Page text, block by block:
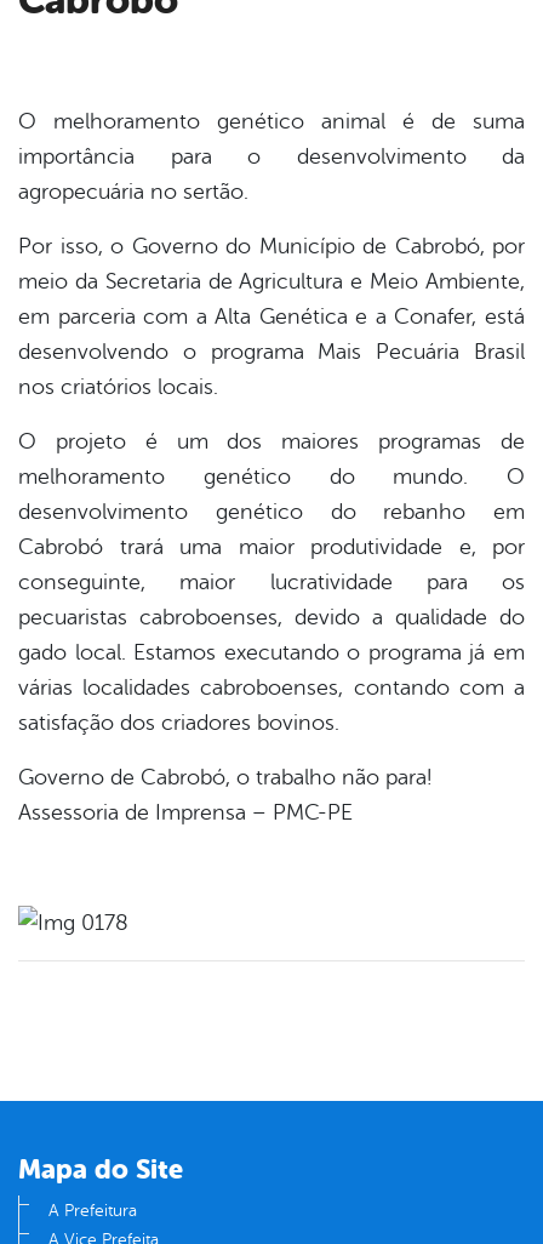
O melhoramento genético animal é de suma
importância para o desenvolvimento da
agropecuária no sertão.
Por isso, o Governo do Município de Cabrobó, por
meio da Secretaria de Agricultura e Meio Ambiente,
em parceria com a Alta Genética e a Conafer, está
desenvolvendo o programa Mais Pecuária Brasil
nos criatórios locais.
O projeto é um dos maiores programas de
melhoramento genético do mundo. O
desenvolvimento genético do rebanho em
Cabrobó trará uma maior produtividade e, por
conseguinte, maior lucratividade para os
pecuaristas cabroboenses, devido a qualidade do
gado local. Estamos executando o programa já em
várias localidades cabroboenses, contando com a
satisfação dos criadores bovinos.
Governo de Cabrobó, o trabalho não para!
Assessoria de Imprensa – PMC-PE
Mapa do Site
A Prefeitura
A Vice Prefeita